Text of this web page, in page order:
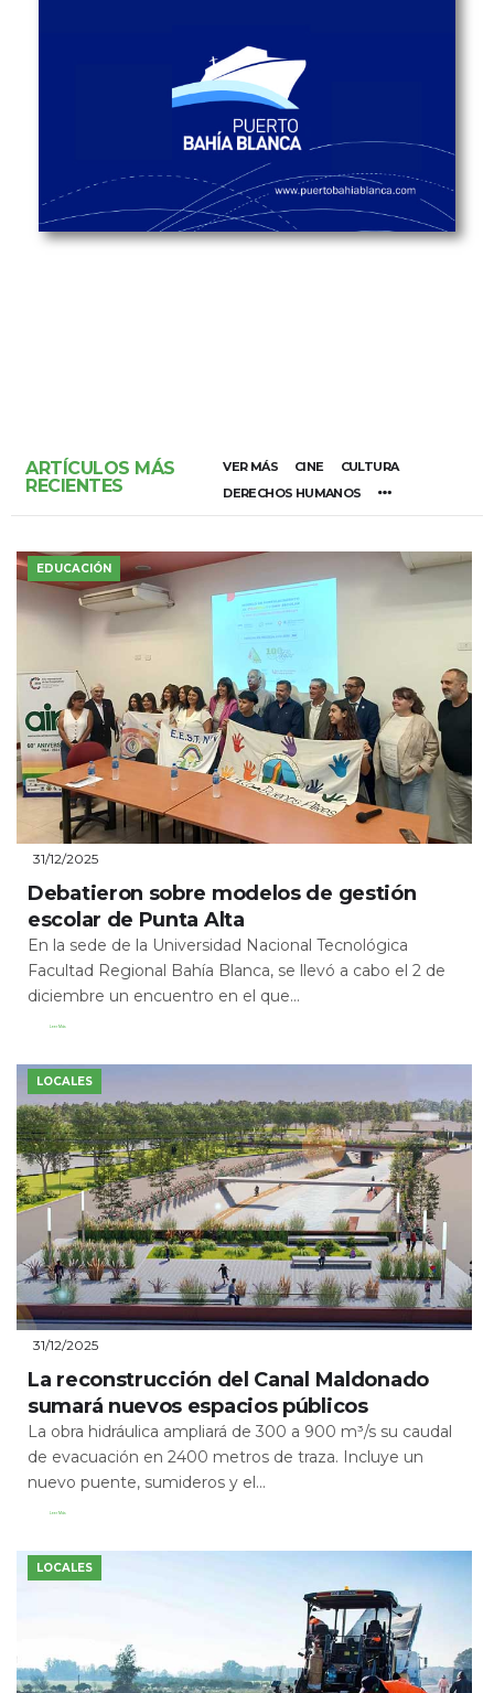
ARTÍCULOS MÁS
RECIENTES
VER MÁS CINE
CULTURA
DERECHOS HUMANOS
EDUCACIÓN
31/12/2025
Debatieron sobre modelos de gestión
escolar de Punta Alta
En la sede de la Universidad Nacional Tecnológica
Facultad Regional Bahía Blanca, se llevó a cabo el 2 de
diciembre un encuentro en el que...
Leer Más
LOCALES
31/12/2025
La reconstrucción del Canal Maldonado
sumará nuevos espacios públicos
La obra hidráulica ampliará de 300 a 900 m³/s su caudal
de evacuación en 2400 metros de traza. Incluye un
nuevo puente, sumideros y el...
Leer Más
LOCALES